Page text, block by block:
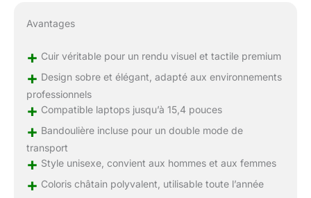
Avantages
+ Cuir véritable pour un rendu visuel et tactile premium
+ Design sobre et élégant, adapté aux environnements
professionnels
+ Compatible laptops jusqu’à 15,4 pouces
+ Bandoulière incluse pour un double mode de
transport
+ Style unisexe, convient aux hommes et aux femmes
+ Coloris châtain polyvalent, utilisable toute l’année